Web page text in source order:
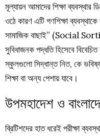
মূল্যায়ন আমাদের শিক্ষা ব্যবস্থার
ওঠে কারণ এটি গণশিক্ষা ব্যবস্থাকে
সামাজিক বাছাই” (Social
সুবিধাজনক পদ্ধতি হিসেবে
স্কুলগুলো সিদ্ধান্ত নিত, কে
শিক্ষা বা অন্য পেশায় যাবে।
উপমহাদেশ ও
ব্রিটিশদের হাত ধরেই পরীক্ষা